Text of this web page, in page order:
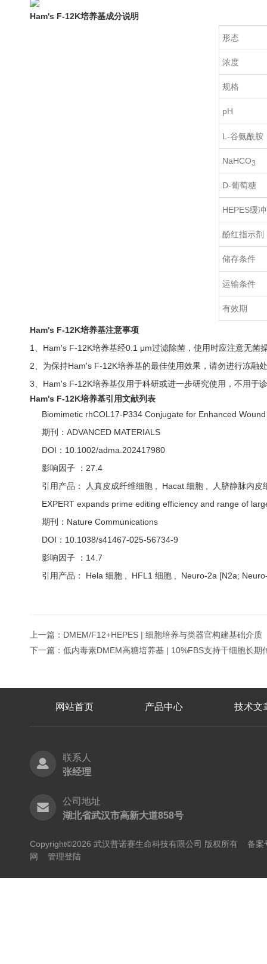
Ham's F-12K培养基成分说明
形态
浓度
规格
pH
L-谷氨酰胺
NaHCO3
D-葡萄糖
HEPES缓
酚红指示剂
储存条件
运输条件
有效期
Ham's F-12K培养基注意事项
1、Ham's F-12K培养基经0.1 μm过滤除菌，使用时应注意无菌
2、为保持Ham's F-12K培养基的最佳使用效果，请勿进行冻融
3、Ham's F-12K培养基仅用于科研或进一步研究使用，不用于
Ham's F-12K培养基引用文献列表
Biomimetic rhCOL17-P334 Conjugate for Enhanced
期刊： ADVANCED MATERIALS
DOI：10.1002/adma.202417980
影响因子 ：27.4
引用产品： 人真皮成纤维细胞 , Hacat 细胞 , 人脐静脉内
EXPERT expands prime editing efficiency and range of
期刊： Nature Communications
DOI：10.1038/s41467-025-56734-9
影响因子 ：14.7
引用产品： Hela 细胞 , HFL1 细胞 , Neuro-2a [N2a;
上一篇： DMEM/F12+HEPES | 细胞培养与类器官构建基础介质
下一篇： 低内毒素DMEM高糖培养基 | 10%FBS支持干细胞长期
网站首页 产品中心 技术文
联系人
张经理
公司地址
湖北省武汉市高新大道858号
Copyright©2026 武汉普诺赛生命科技有限公司 版权所有 备案
网
管理登陆